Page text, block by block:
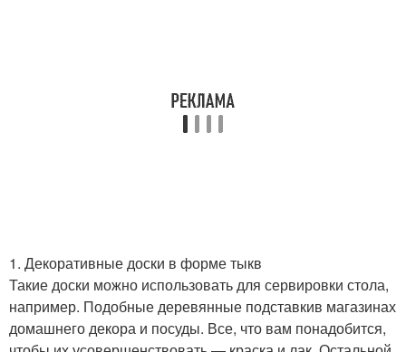
1. Декоративные доски в форме тыкв
Такие доски можно использовать для сервировки стола,
например. Подобные деревянные подставкив магазинах
домашнего декора и посуды. Все, что вам понадобится,